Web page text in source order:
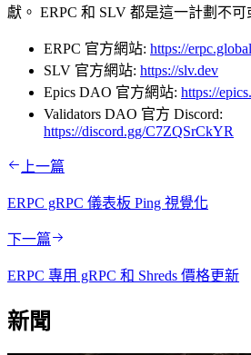
獻。 ERPC 和 SLV 都是這一計劃不可
ERPC 官方網站: https://erpc.global
SLV 官方網站: https://slv.dev
Epics DAO 官方網站: https://
Validators DAO 官方 Discord:
https://discord.gg/C7ZQSrCkYR
上一篇
ERPC gRPC 儀表板 Ping 視覺化
下一篇
ERPC 專用 gRPC 和 Shreds 價格更新
新聞